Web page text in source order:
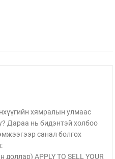
хямралын улмаас
Дараа нь бидэнтэй холбоо
санал болгох
доллар) APPLY TO SELL YOUR